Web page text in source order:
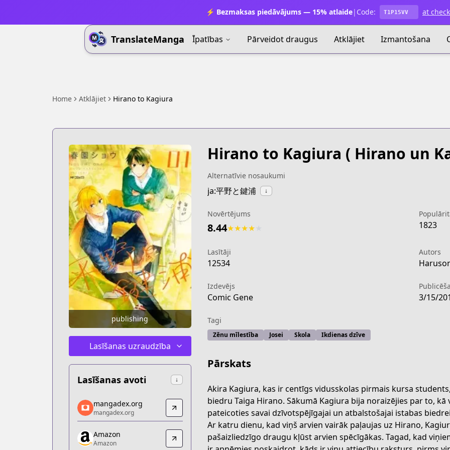
⚡ Bezmaksas piedāvājums — 15% atlaide| Code: T1P15VV at
TranslateManga Īpatības Pārveidot draugus Atklājiet Izmantošana
Home Atklājiet Hirano to Kagiura
publishing
Lasīšanas uzraudzība
Lasīšanas avoti ↓
mangadex.org
mangadex.org
https://mangadex.org/title/d0f286ac-9ecf-4472-a3d7-1009eb0199e2
Amazon
mangadex.org
mangadex.org
Amazon
Amazon
Hirano to Kagiura ( Hirano un
Alternatīvie nosaukumi
ja:平野と鍵浦 ↓
Novērtējums
8.44★★★★ 1823
Lasītāji
12534
Autors
Izdevējs
Comic Gene 3/15/
Tagi
Zēnu mīlestība Josei Skola Ikdienas dzīve
Pārskats
Akira Kagiura, kas ir centīgs vidusskolas pirmais kursa
biedru Taiga Hirano. Sākumā Kagiura bija noraizējies par to,
pateicoties savai dzīvotspējīgajai un atbalstošajai istabas
Ar katru dienu, kad viņš arvien vairāk paļaujas uz Hirano,
pašaizliedzīgo draugu kļūst arvien spēcīgākas. Tagad, kad